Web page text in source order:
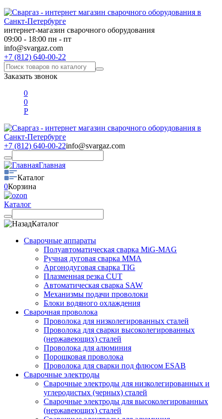
интернет-магазин сварочного оборудования
09:00 - 18:00 пн - пт
info@svargaz.com
+7 (812) 640-00-22
Заказать звонок
0
0
Р
+7 (812) 640-00-22info@svargaz.com
Главная
Каталог
0Корзина
Каталог
Каталог
Сварочные аппараты
Полуавтоматическая сварка MiG-MAG
Ручная дуговая сварка MMA
Аргонодуговая сварка TIG
Плазменная резка CUT
Автоматическая сварка SAW
Механизмы подачи проволоки
Блоки водяного охлаждения
Сварочная проволока
Проволока для низколегированных сталей
Проволока для сварки высоколегированных
(нержавеющих) сталей
Проволока для алюминия
Порошковая проволока
Проволока для сварки под флюсом ESAB
Сварочные электроды
Сварочные электроды для низколегированных и
углеродистых (черных) сталей
Сварочные электроды для высоколегированных
(нержавеющих) сталей